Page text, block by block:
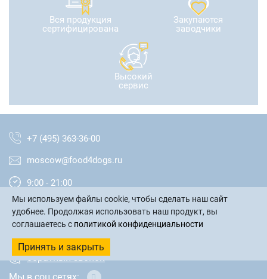
Вся продукция
сертифицирована
Закупаются
заводчики
Высокий
сервис
+7 (495) 363-36-00
moscow@food4dogs.ru
9:00 - 21:00
Москва и МО
обратный звонок
Мы используем файлы cookie, чтобы сделать наш сайт
удобнее. Продолжая использовать наш продукт, вы
соглашаетесь с политикой конфиденциальности
Принять и закрыть